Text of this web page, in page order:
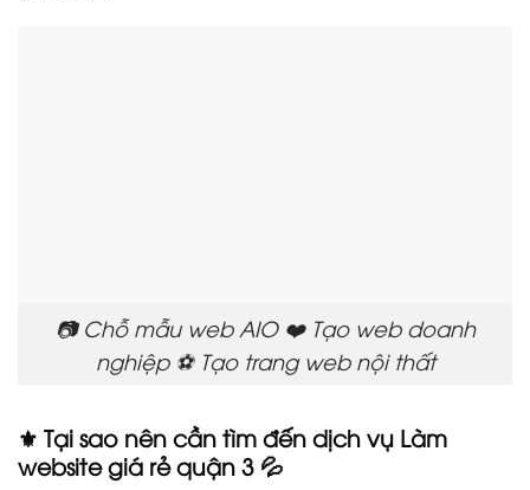
📷 Chỗ mẫu web AIO ❤️ Tạo web doanh
nghiệp ⚽ Tạo trang web nội thất
⚜️ Tại sao nên cần tìm đến dịch vụ Làm
website giá rẻ quận 3 💦